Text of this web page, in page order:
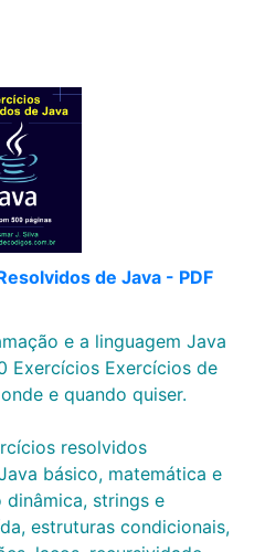
de Java - PDF
e a linguagem Java
Exercícios Exercícios de
e quando quiser.
resolvidos
básico, matemática e
strings e
estruturas condicionais,